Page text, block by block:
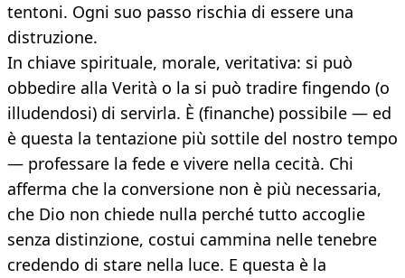
tentoni. Ogni suo passo rischia di essere una
distruzione.
In chiave spirituale, morale, veritativa: si può
obbedire alla Verità o la si può tradire fingendo (o
illudendosi) di servirla. È (finanche) possibile — ed
è questa la tentazione più sottile del nostro tempo
— professare la fede e vivere nella cecità. Chi
afferma che la conversione non è più necessaria,
che Dio non chiede nulla perché tutto accoglie
senza distinzione, costui cammina nelle tenebre
credendo di stare nella luce. E questa è la